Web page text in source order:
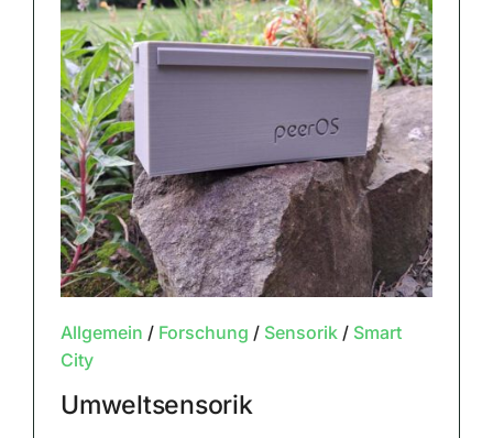
Allgemein / Forschung / Sensorik/ Smart
City
Umweltsensorik